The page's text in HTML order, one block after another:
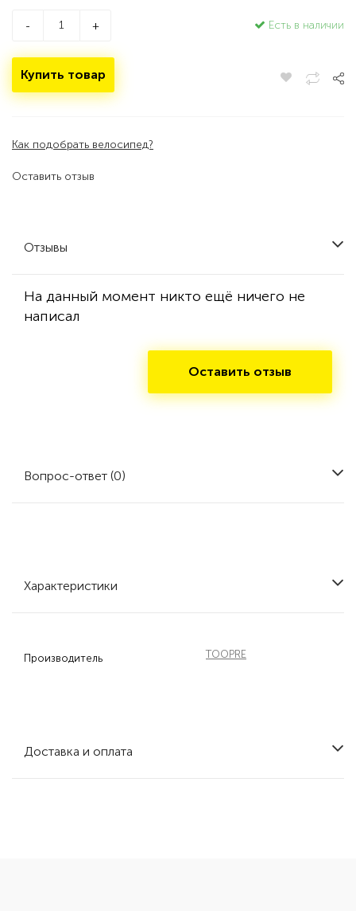
Оставить отзыв
- + Есть в наличии
Купить товар
Как подобрать велосипед?
Отзывы
На данный момент никто ещё ничего не
написал
Оставить отзыв
Вопрос-ответ (0)
Характеристики
Производитель TOOPRE
Доставка и оплата